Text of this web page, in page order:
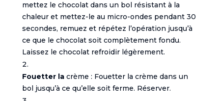
mettez le chocolat dans un bol résistant à la
chaleur et mettez-le au micro-ondes pendant 30
secondes, remuez et répétez l’opération jusqu’à
ce que le chocolat soit complètement fondu.
Laissez le chocolat refroidir légèrement.
Fouetter lacrème : Fouetter la crème dans un
bol jusqu’à ce qu’elle soit ferme. Réserver.